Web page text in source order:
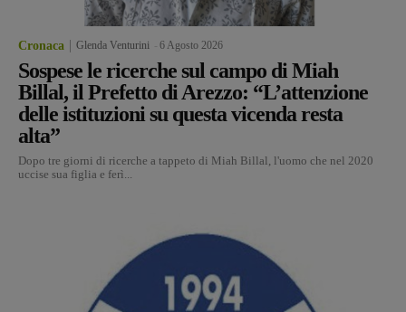
Cronaca Glenda Venturini 6 Agosto 2026
Sospese le ricerche sul campo di Miah
Billal, il Prefetto di Arezzo: “L’attenzione
delle istituzioni su questa vicenda resta
alta”
Dopo tre giorni di ricerche a tappeto di Miah Billal, l'uomo che nel 2020
uccise sua figlia e ferì...